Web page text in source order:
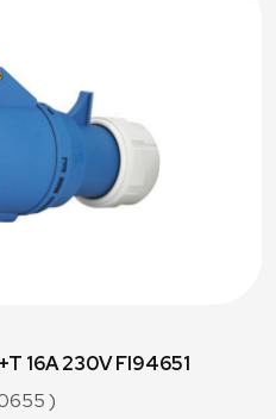
16A 230V FI94651
)